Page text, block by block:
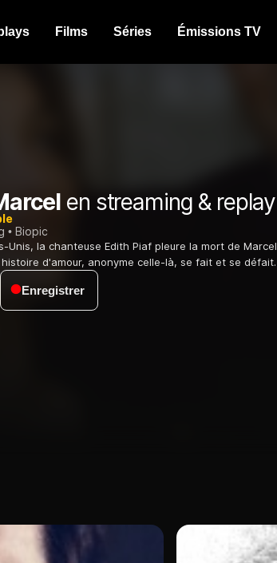
Films Séries Émissions TV
en streaming & replay
Biopic
Unis, la chanteuse Edith Piaf pleure la mort de Marcel
d'amour, anonyme celle-là, se fait et se défait.
Enregistrer